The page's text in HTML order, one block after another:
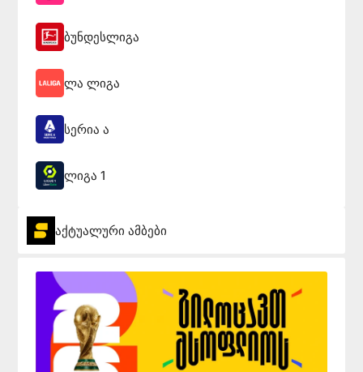
ბუნდესლიგა
ლა ლიგა
სერია ა
ლიგა 1
აქტუალური ამბები